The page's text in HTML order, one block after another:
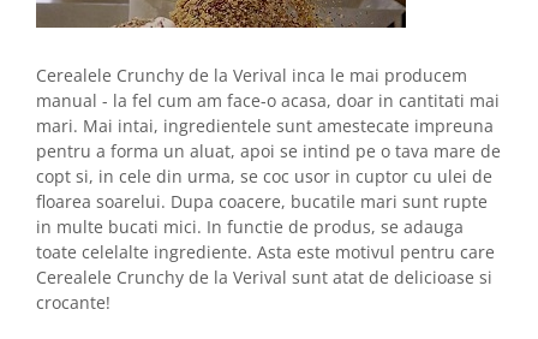
Cerealele Crunchy de la Verival inca le mai producem
manual - la fel cum am face-o acasa, doar in cantitati mai
mari. Mai intai, ingredientele sunt amestecate impreuna
pentru a forma un aluat, apoi se intind pe o tava mare de
copt si, in cele din urma, se coc usor in cuptor cu ulei de
floarea soarelui. Dupa coacere, bucatile mari sunt rupte
in multe bucati mici. In functie de produs, se adauga
toate celelalte ingrediente. Asta este motivul pentru care
Cerealele Crunchy de la Verival sunt atat de delicioase si
crocante!